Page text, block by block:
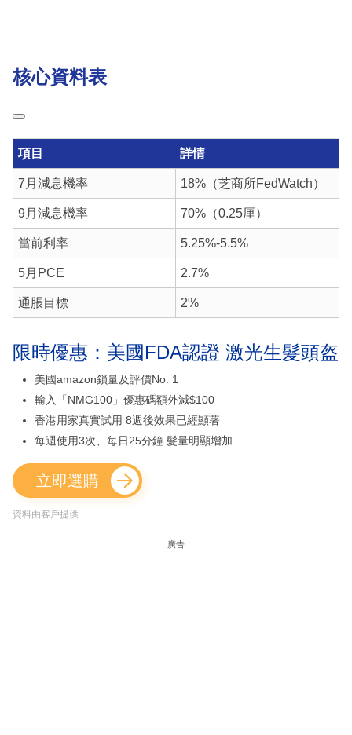
核心資料表
項目 詳情
7月減息機率 18%（芝商所FedWatch）
9月減息機率 70%（0.25厘）
當前利率 5.25%-5.5%
5月PCE 2.7%
通脹目標 2%
限時優惠：美國FDA認證 激光生髮頭盔
美國amazon鎖量及評價No. 1
輸入「NMG100」優惠碼額外減$100
香港用家真實試用 8週後效果已經顯著
每週使用3次、每日25分鐘 髮量明顯增加
立即選購
資料由客戶提供
廣告